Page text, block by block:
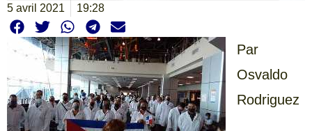
5 avril 2021 19:28
Par
Osvaldo
Rodriguez